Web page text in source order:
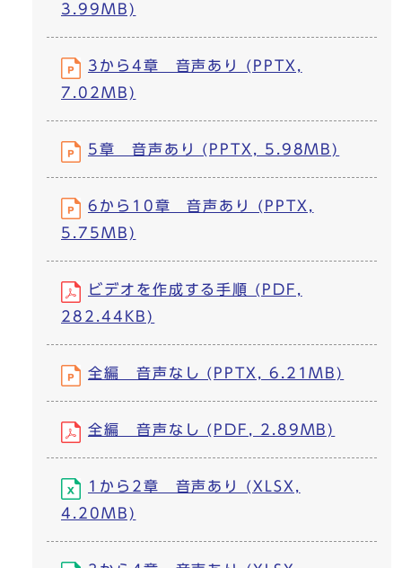
3.99MB)
3から4章 音声あり (PPTX,
7.02MB)
5章 音声あり (PPTX, 5.98MB)
6から10章 音声あり (PPTX,
5.75MB)
ビデオを作成する手順 (PDF,
282.44KB)
全編 音声なし (PPTX, 6.21MB)
全編 音声なし (PDF, 2.89MB)
1から2章 音声あり (XLSX,
4.20MB)